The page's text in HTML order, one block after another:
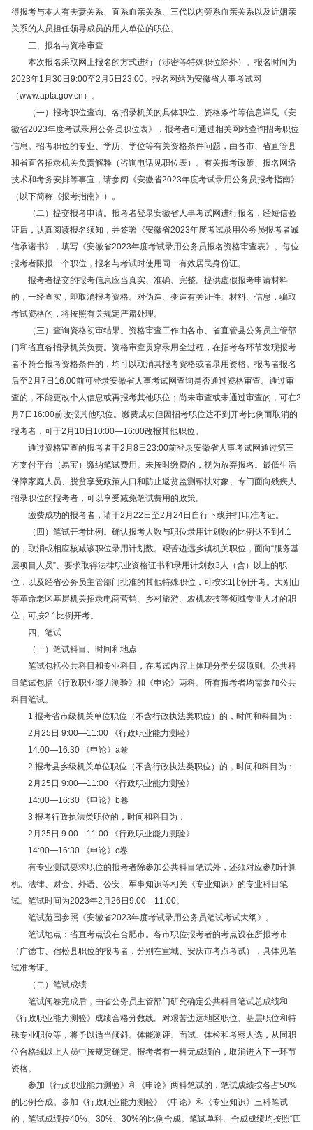
得报考与本人有夫妻关系、直系血亲关系、三代以内旁系血亲关系以及近姻亲
关系的人员担任领导成员的用人单位的职位。
三、报名与资格审查
本次报名采取网上报名的方式进行（涉密等特殊职位除外）。报名时间为
2023年1月30日9:00至2月5日23:00。报名网站为安徽省人事考试网
（www.apta.gov.cn）。
（一）报考职位查询。各招录机关的具体职位、资格条件等信息详见《安
徽省2023年度考试录用公务员职位表》，报考者可通过相关网站查询招考职位
信息。招考职位的专业、学历、学位等有关资格条件问题，由各市、省直管县
和省直各招录机关负责解释（咨询电话见职位表）。有关报考政策、报名网络
技术和考务安排等事宜，请参阅《安徽省2023年度考试录用公务员报考指南》
（以下简称《报考指南》）。
（二）提交报考申请。报考者登录安徽省人事考试网进行报名，经短信验
证后，认真阅读报名须知，并签署《安徽省2023年度考试录用公务员报考者诚
信承诺书》，填写《安徽省2023年度考试录用公务员报名资格审查表》。每位
报考者限报一个职位，报名与考试时使用同一有效居民身份证。
报考者提交的报考信息应当真实、准确、完整。提供虚假报考申请材料
的，一经查实，即取消报考资格。对伪造、变造有关证件、材料、信息，骗取
考试资格的，将按照有关规定严肃处理。
（三）查询资格初审结果。资格审查工作由各市、省直管县公务员主管部
门和省直各招录机关负责。资格审查贯穿录用全过程，在招考各环节发现报考
者不符合报考资格条件的，均可以取消其报考资格或者录用资格。报考者报名
后至2月7日16:00前可登录安徽省人事考试网查询是否通过资格审查。通过审
查的，不能更改个人信息或再报考其他职位；尚未审查或未通过审查的，可在2
月7日16:00前改报其他职位。缴费成功但因招考职位达不到开考比例而取消的
报考者，可于2月10日10:00—16:00改报其他职位。
通过资格审查的报考者于2月8日23:00前登录安徽省人事考试网通过第三
方支付平台（易宝）缴纳笔试费用。未按时缴费的，视为放弃报名。最低生活
保障家庭人员、脱贫享受政策人口和防止返贫监测帮扶对象、专门面向残疾人
招录职位的报考者，可以享受减免笔试费用的政策。
缴费成功的报考者，请于2月22日至2月24日自行下载并打印准考证。
（四）笔试开考比例。确认报考人数与职位录用计划数的比例达不到4:1
的，取消或相应核减该职位录用计划数。艰苦边远乡镇机关职位，面向“服务基
层项目人员”、要求取得法律职业资格证书和录用计划数3人（含）以上的职
位，以及经省公务员主管部门批准的其他特殊职位，可按3:1比例开考。大别山
等革命老区基层机关招录电商营销、乡村旅游、农机农技等领域专业人才的职
位，可按2:1比例开考。
四、笔试
（一）笔试科目、时间和地点
笔试包括公共科目和专业科目，在考试内容上体现分类分级原则。公共科
目笔试包括《行政职业能力测验》和《申论》两科。所有报考者均需参加公共
科目笔试。
1.报考省市级机关单位职位（不含行政执法类职位）的，时间和科目为：
2月25日 9:00—11:00 《行政职业能力测验》
14:00—16:30 《申论》a卷
2.报考县乡级机关单位职位（不含行政执法类职位）的，时间和科目为：
2月25日 9:00—11:00 《行政职业能力测验》
14:00—16:30 《申论》b卷
3.报考行政执法类职位的，时间和科目为：
2月25日 9:00—11:00 《行政职业能力测验》
14:00—16:30 《申论》c卷
有专业测试要求职位的报考者除参加公共科目笔试外，还须对应参加计算
机、法律、财会、外语、公安、军事知识等相关《专业知识》的专业科目笔
试。笔试时间为2023年2月26日9:00—11:00。
笔试范围参照《安徽省2023年度考试录用公务员笔试考试大纲》。
笔试地点：省直考点设在合肥市。各市职位报考者的考点设在所报考市
（广德市、宿松县职位的报考者，分别在宣城、安庆市考点考试），具体见笔
试准考证。
（二）笔试成绩
笔试阅卷完成后，由省公务员主管部门研究确定公共科目笔试总成绩和
《行政职业能力测验》成绩合格分数线。对艰苦边远地区职位、基层职位和特
殊专业职位等，将予以适当倾斜。体能测评、面试、体检和考察人选，从同职
位合格线以上人员中按规定确定。报考者有一科无成绩的，取消进入下一环节
资格。
参加《行政职业能力测验》和《申论》两科笔试的，笔试成绩按各占50%
的比例合成。参加《行政职业能力测验》《申论》和《专业知识》三科笔试
的，笔试成绩按40%、30%、30%的比例合成。笔试单科、合成成绩均按照“四